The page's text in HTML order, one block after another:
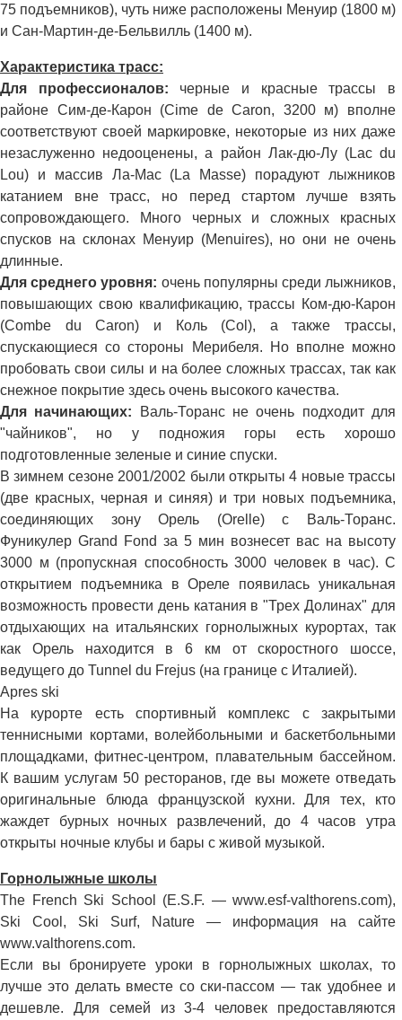
75 подъемников), чуть ниже расположены Менуир (1800 м)
и Сан-Мартин-де-Бельвилль (1400 м).
Характеристика трасс:
Для профессионалов: черные и красные трассы в
районе Сим-де-Карон (Cime de Caron, 3200 м) вполне
соответствуют своей маркировке, некоторые из них даже
незаслуженно недооценены, а район Лак-дю-Лу (Lac du
Lou) и массив Ла-Мас (La Masse) порадуют лыжников
катанием вне трасс, но перед стартом лучше взять
сопровождающего. Много черных и сложных красных
спусков на склонах Менуир (Menuires), но они не очень
длинные.
Для среднего уровня: очень популярны среди лыжников,
повышающих свою квалификацию, трассы Ком-дю-Карон
(Combe du Caron) и Коль (Col), а также трассы,
спускающиеся со стороны Мерибеля. Но вполне можно
пробовать свои силы и на более сложных трассах, так как
снежное покрытие здесь очень высокого качества.
Для начинающих: Валь-Торанс не очень подходит для
"чайников", но у подножия горы есть хорошо
подготовленные зеленые и синие спуски.
В зимнем сезоне 2001/2002 были открыты 4 новые трассы
(две красных, черная и синяя) и три новых подъемника,
соединяющих зону Орель (Orelle) с Валь-Торанс.
Фуникулер Grand Fond за 5 мин вознесет вас на высоту
3000 м (пропускная способность 3000 человек в час). С
открытием подъемника в Ореле появилась уникальная
возможность провести день катания в "Трех Долинах" для
отдыхающих на итальянских горнолыжных курортах, так
как Орель находится в 6 км от скоростного шоссе,
ведущего до Tunnel du Frejus (на границе с Италией).
Apres ski
На курорте есть спортивный комплекс с закрытыми
теннисными кортами, волейбольными и баскетбольными
площадками, фитнес-центром, плавательным бассейном.
К вашим услугам 50 ресторанов, где вы можете отведать
оригинальные блюда французской кухни. Для тех, кто
жаждет бурных ночных развлечений, до 4 часов утра
открыты ночные клубы и бары с живой музыкой.
Горнолыжные школы
The French Ski School (E.S.F. — www.esf-valthorens.com),
Ski Cool, Ski Surf, Nature — информация на сайте
www.valthorens.com.
Если вы бронируете уроки в горнолыжных школах, то
лучше это делать вместе со ски-пассом — так удобнее и
дешевле. Для семей из 3-4 человек предоставляются